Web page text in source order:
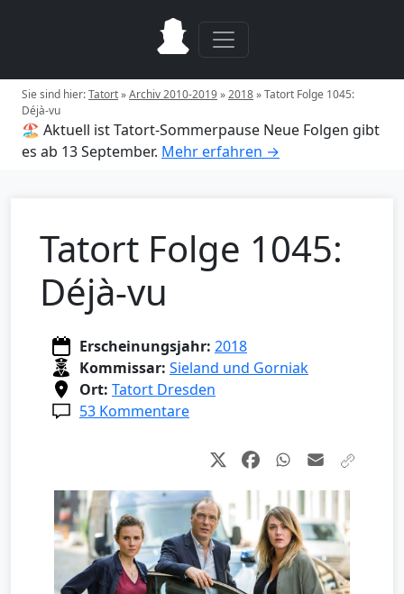
Sie sind hier:Tatort»Archiv 2010-2019»2018»Tatort Folge 1045:
Déjà-vu
🏖️ Aktuell ist Tatort-Sommerpause Neue Folgen gibt
es ab 13 September. Mehr erfahren →
Tatort Folge 1045:
Déjà-vu
Erscheinungsjahr: 2018
Kommissar: Sieland und Gorniak
Ort: Tatort Dresden
53 Kommentare